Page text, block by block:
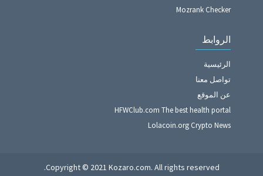
Mozrank Checker
الروابط
الرئيسية
تواصل معنا
عن الموقع
HFWClub.com The best health portal
Lolacoin.org Crypto News
Copyright © 2021 Kozaro.com. All rights reserved.